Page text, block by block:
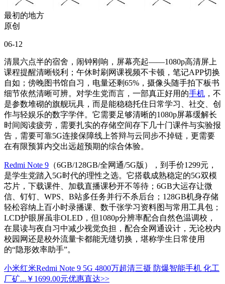
最初的地方
原创
06-12
清晨六点半的宿舍，闹钟刚响，屏幕亮起——1080p高清屏上
课程提醒清晰锐利；午休时刷网课视频不卡顿，笔记APP切换
自如；傍晚图书馆自习，电量还剩65%，摄像头随手拍下板书
细节依然清晰可辨。对学生党而言，一部真正好用的手机 ，不
是参数堆砌的旗舰玩具，而是能稳稳托住日常学习、社交、创
作与轻娱乐的数字学伴。它需要足够清晰的1080p屏幕缓解长
时间阅读疲劳，需要扎实的存储空间存下几十门课件与实验报
告，需要可靠5G连接保障线上答辩与云同步不掉链，更需要
在有限预算内交出远超预期的综合体验。
Redmi Note 9 （6GB/128GB/全网通/5G版），到手价1299元，
是学生党踏入5G时代的理性之选。它搭载成熟稳定的5G双模
芯片，下载课件、加载直播课秒开不等待；6GB大运存让微
信、钉钉、WPS、B站多任务并行不杀后台；128GB机身存储
轻松容纳上百小时录播课、数千张学习资料图与常用工具包；
LCD护眼屏虽非OLED，但1080p分辨率配合自然色温调校，
在晨读与夜自习中减少视觉负担，配合全网通设计，无论校内
校园网还是校外流量卡都能无缝切换，堪称学生日常使用
的“隐形效率助手”。
小米红米Redmi Note 9 5G 4800万超清三摄 防爆智能手机 化工
厂矿... ￥1699.00元优惠直达>>